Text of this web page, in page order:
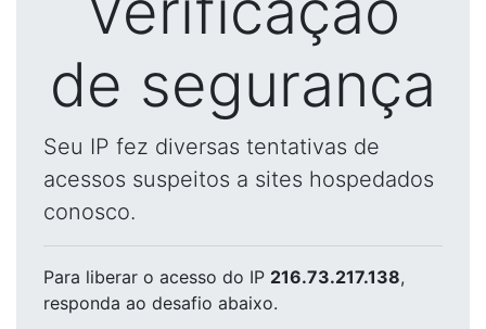
de segurança
Seu IP fez diversas tentativas de
acessos suspeitos a sites hospedados
conosco.
Para liberar o acesso do IP 216.73.217.138,
responda ao desafio abaixo.